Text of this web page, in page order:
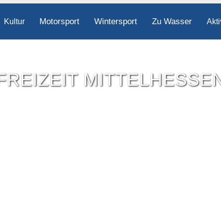
Kultur Motorsport Wintersport Zu Wasser